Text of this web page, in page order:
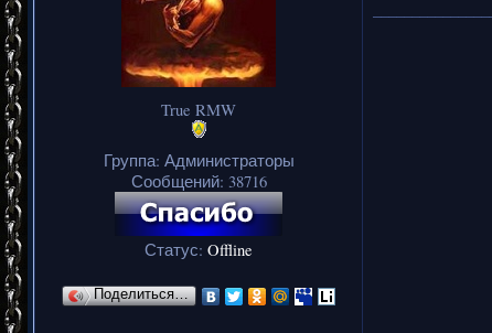
True RMW
Группа: Администраторы
Сообщений: 38716
Статус: Offline
Поделиться…